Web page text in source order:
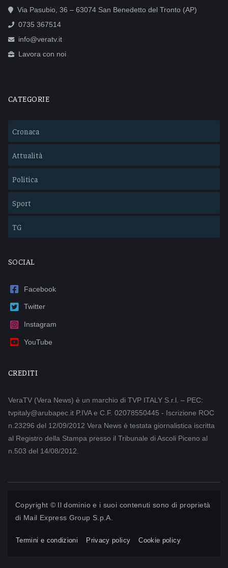
Via Pasubio, 36 – 63074 San Benedetto del Tronto (AP)
0735 367514
info@veratv.it
Lavora con noi
CATEGORIE
Cronaca
Attualità
Politica
Sport
TG
SOCIAL
Facebook
Twitter
Instagram
YouTube
CREDITI
VeraTV (Vera News) è un marchio di TVP ITALY S.r.l. – PEC:
tvpitaly@arubapec.it P.IVA e C.F. 02078550445 - Iscrizione ROC
n.23296 del 12/09/2012 Vera News è testata giornalistica iscritta
al Registro della Stampa presso il Tribunale di Ascoli Piceno al
n.503 del 14/08/2012.
Copyright © Il dominio e i suoi contenuti sono di proprietà
di Mail Express Group S.p.A.
Termini e condizioni Privacy policy Cookie policy